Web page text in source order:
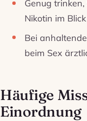
Genug
Nikotin im
Bei
beim Sex
Häufige
Einordnung